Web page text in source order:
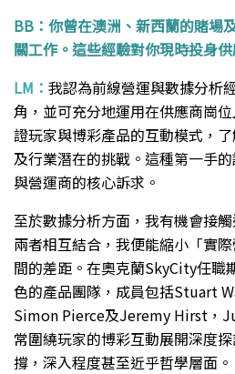
BB：你曾在澳洲、新西蘭的賭場
關工作。這些經驗對你現時投身
LM： 我認為前線營運與數據分析
角，並可充分地運用在供應商崗
證玩家與博彩產品的互動模式，
及行業潛在的挑戰。這種第一手
與營運商的核心訴求。
至於數據分析方面，我有機會接
兩者相互結合，我便能縮小「實
間的差距。在奧克蘭SkyCity任職
色的產品團隊，成員包括Stuart
Simon Pierce及Jeremy Hirst，
常圍繞玩家的博彩互動展開深度
撐，深入程度甚至近乎哲學層面。